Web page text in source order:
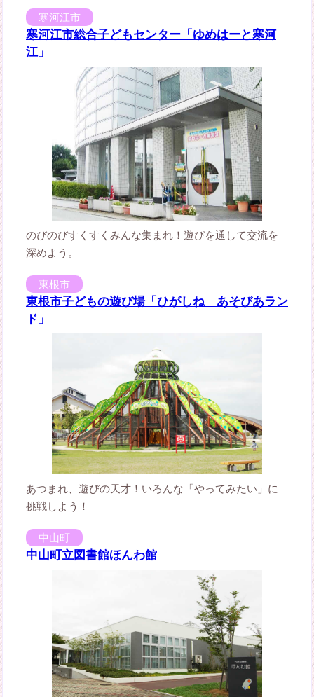
寒河江市
寒河江市総合子どもセンター「ゆめはーと寒河
江」
のびのびすくすくみんな集まれ！遊びを通して交流を
深めよう。
東根市
東根市子どもの遊び場「ひがしね あそびあラン
ド」
あつまれ、遊びの天才！いろんな「やってみたい」に
挑戦しよう！
中山町
中山町立図書館ほんわ館